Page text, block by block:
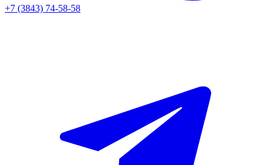
+7 (3843) 74-58-58